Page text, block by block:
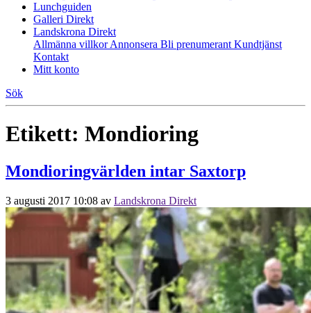
Lunchguiden
Galleri Direkt
Landskrona Direkt
Allmänna villkorAnnonsera Bli prenumerant Kundtjänst
Kontakt
Mitt konto
Sök
Etikett: Mondioring
Mondioringvärlden intar Saxtorp
3 augusti 2017 10:08 av Landskrona Direkt